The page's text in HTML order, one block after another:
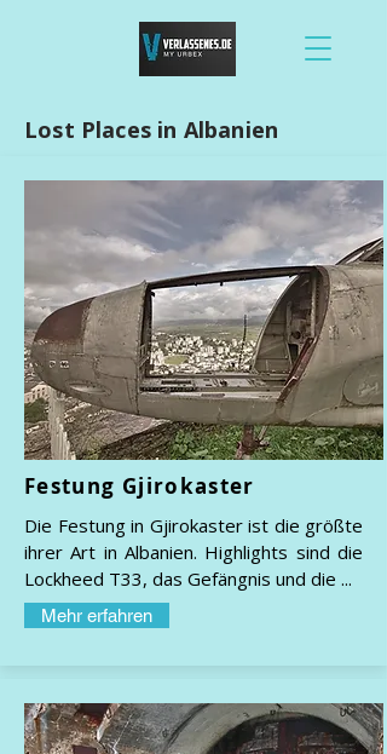
Lost Places in Albanien
Festung Gjirokaster
Die Festung in Gjirokaster ist die größte
ihrer Art in Albanien. Highlights sind die
Lockheed T33, das Gefängnis und die ...
Mehr erfahren